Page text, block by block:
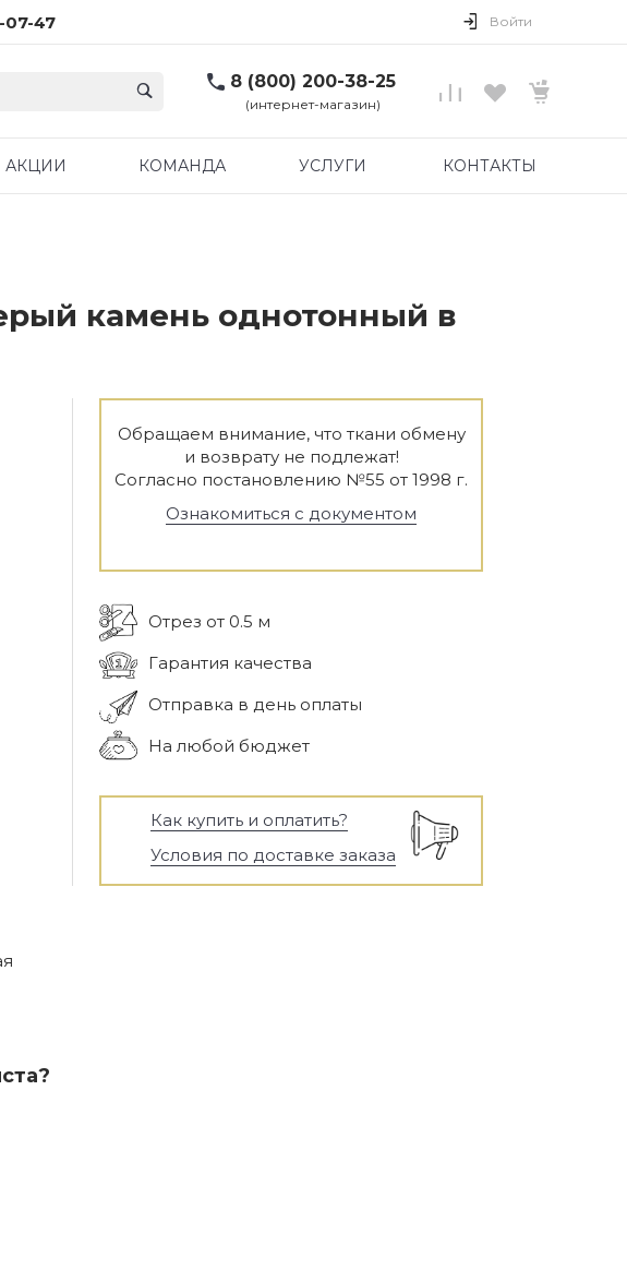
07-47 Войти
8 (800) 200-38-25
(интернет-магазин)
АКЦИИ КОМАНДА УСЛУГИ КОНТАКТЫ
камень однотонный в
Обращаем внимание, что ткани обмену
и возврату не подлежат!
Согласно постановлению №55 от 1998 г.
Ознакомиться с документом
Отрез от 0.5 м
Гарантия качества
Отправка в день оплаты
На любой бюджет
Как купить и оплатить?
Условия по доставке заказа